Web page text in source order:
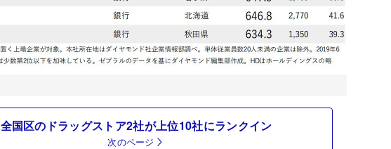
全国区のドラッグストア2社が上位10社にランクイン
次のページ